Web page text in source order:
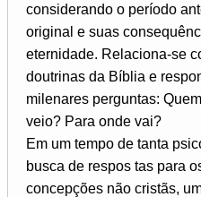
considerando o período
original e suas
eternidade. Relaciona-se
doutrinas da Bíblia e
milenares perguntas:
veio? Para onde vai?
Em um tempo de tanta
busca de respos­ tas para
concepções não cristãs,